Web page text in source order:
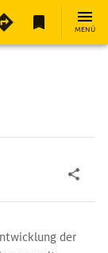
MENÜ
der